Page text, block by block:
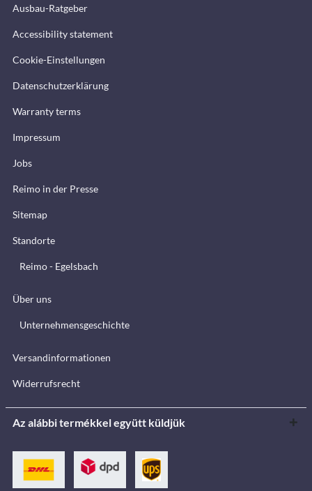
Ausbau-Ratgeber
Accessibility statement
Cookie-Einstellungen
Datenschutzerklärung
Warranty terms
Impressum
Jobs
Reimo in der Presse
Sitemap
Standorte
Reimo - Egelsbach
Über uns
Unternehmensgeschichte
Versandinformationen
Widerrufsrecht
Az alábbi termékkel együtt küldjük